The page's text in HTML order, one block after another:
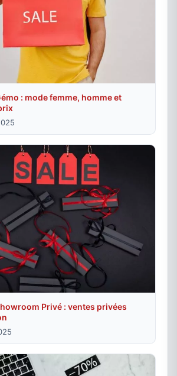
: mode femme, homme et
Privé : ventes privées